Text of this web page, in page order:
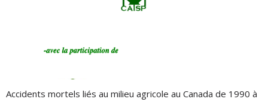
Accidents mortels liés au milieu agricole au Canada de 1990 à